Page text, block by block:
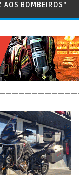
AOS BOMBEIROS"